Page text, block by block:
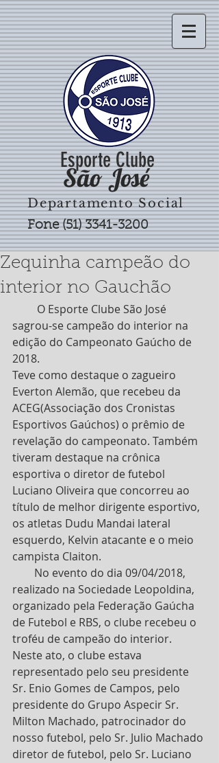
São José
Esporte Clube
Departamento Social
Fone(51) 3341-3200
Zequinha campeão do
interior no Gauchão
sagrou-se campeão do interior na
edição do Campeonato Gaúcho de
2018.
Teve como destaque o zagueiro
Everton Alemão, que recebeu da
ACEG(Associação dos Cronistas
Esportivos Gaúchos) o prêmio de
revelação do campeonato. Também
tiveram destaque na crônica
esportiva o diretor de futebol
Luciano Oliveira que concorreu ao
título de melhor dirigente esportivo,
os atletas Dudu Mandai lateral
esquerdo, Kelvin atacante e o meio
campista Claiton.
realizado na Sociedade Leopoldina,
organizado pela Federação Gaúcha
de Futebol e RBS, o clube recebeu o
troféu de campeão do interior.
Neste ato, o clube estava
representado pelo seu presidente
Sr. Enio Gomes de Campos, pelo
presidente do Grupo Aspecir Sr.
Milton Machado, patrocinador do
nosso futebol, pelo Sr. Julio Machado
diretor de futebol, pelo Sr. Luciano